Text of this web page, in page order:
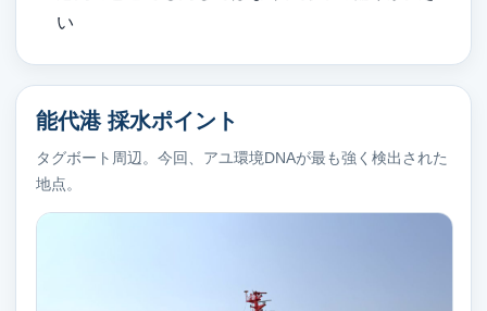
い
能代港 採水ポイント
タグボート周辺。今回、アユ環境DNAが最も強く検出された
地点。